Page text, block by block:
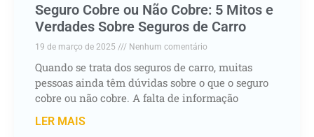
Seguro Cobre ou Não Cobre: 5 Mitos e
Verdades Sobre Seguros de Carro
19 de março de 2025 Nenhum comentário
Quando se trata dos seguros de carro, muitas
pessoas ainda têm dúvidas sobre o que o seguro
cobre ou não cobre. A falta de informação
LER MAIS